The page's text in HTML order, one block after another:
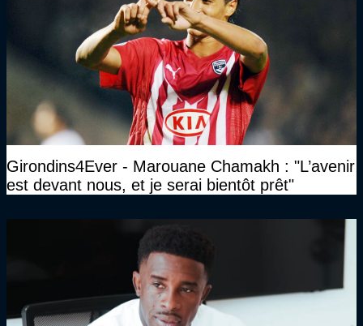
Girondins4Ever - Marouane Chamakh : "L’avenir
est devant nous, et je serai bientôt prêt"